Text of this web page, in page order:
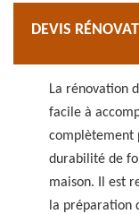
DEVIS
La rénovation
facile à
complètement
durabilité de
maison. Il est
la préparation